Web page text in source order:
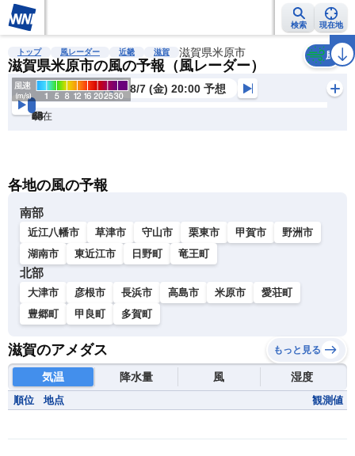
検索 現在地
雨雲レーダー 台風情報 地震情報 警報・注意報 2週間天気 ラ
トップ 風レーダー 近畿 滋賀 滋賀県米原市
滋賀県米原市の風の予報（風レーダー）
風
8/7 (金) 20:00 予想
現在
6h
12
24
36
48
60
72
各地の風の予報
南部
近江八幡市 草津市 守山市 栗東市 甲賀市
野洲市
湖南市
東近江市 日野町 竜王町
北部
大津市 彦根市 長浜市 高島市 米原市
愛荘町
豊郷町
甲良町 多賀町
滋賀のアメダス もっと見る
気温 降水量 風 湿度
順位 地点 観測値